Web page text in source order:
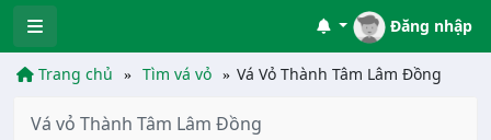
Đăng nhập
Trang chủ Tìm vá vỏ Vá Vỏ Thành Tâm Lâm Đồng
Vá vỏ Thành Tâm Lâm Đồng